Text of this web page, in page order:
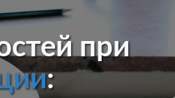
при
: